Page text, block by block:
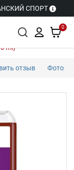
СПОРТ
0
ml)
отзыв Фото